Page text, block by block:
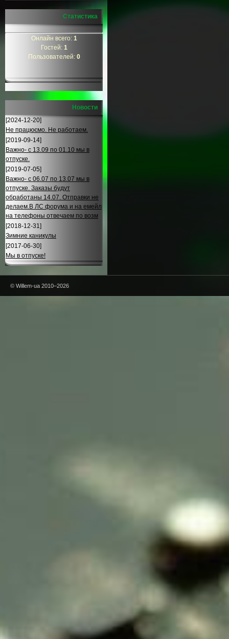
Статистика
Онлайн всего: 1
Гостей: 1
Пользователей: 0
Новости
[2024-12-20]
Не працюємо. Не работаем.
[2019-09-14]
Важно- с 13.09 по 01.10 мы в
отпуске.
[2019-07-05]
Важно- с 06.07 по 13.07 мы в
отпуске. Заказы будут
обработаны 14.07. Отправки не
делаем.В ЛС форума и на емейл
на телефоны отвечаем по возм
[2018-12-31]
Зимние каникулы
[2017-06-30]
Мы в отпуске!
© Willem-ua 2010–2026